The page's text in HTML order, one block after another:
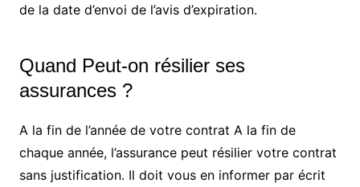
de la date d’envoi de l’avis d’expiration.
Quand Peut-on résilier ses
assurances ?
A la fin de l’année de votre contrat A la fin de
chaque année, l’assurance peut résilier votre contrat
sans justification. Il doit vous en informer par écrit